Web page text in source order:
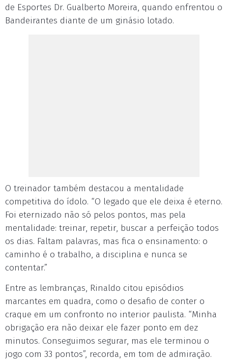
de Esportes Dr. Gualberto Moreira, quando enfrentou o
Bandeirantes diante de um ginásio lotado.
O treinador também destacou a mentalidade
competitiva do ídolo. “O legado que ele deixa é eterno.
Foi eternizado não só pelos pontos, mas pela
mentalidade: treinar, repetir, buscar a perfeição todos
os dias. Faltam palavras, mas fica o ensinamento: o
caminho é o trabalho, a disciplina e nunca se
contentar.”
Entre as lembranças, Rinaldo citou episódios
marcantes em quadra, como o desafio de conter o
craque em um confronto no interior paulista. “Minha
obrigação era não deixar ele fazer ponto em dez
minutos. Conseguimos segurar, mas ele terminou o
jogo com 33 pontos”, recorda, em tom de admiração.